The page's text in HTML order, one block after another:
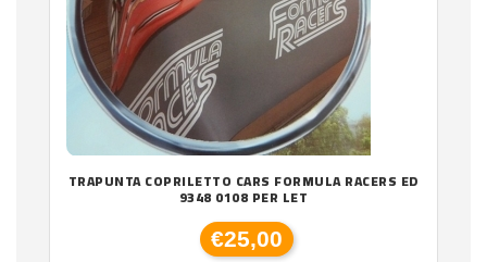
TRAPUNTA COPRILETTO CARS FORMULA RACERS ED
9348 0108 PER LET
€25,00